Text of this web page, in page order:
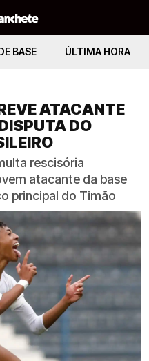
BASE ÚLTIMA HORA
ATACANTE
DO
rescisória
atacante da base
principal do Timão